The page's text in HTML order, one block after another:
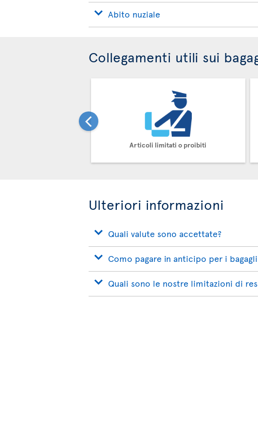
Abito nuziale
Collegamenti utili sui
Articoli limitati o proibiti
Ulteriori informazioni
Quali valute sono accettate?
Como pagare in anticipo per i
Quali sono le nostre limitazioni di